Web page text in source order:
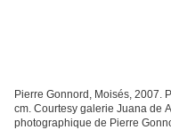
Pierre Gonnord, Moisés, 2007.
cm. Courtesy galerie Juana de
photographique de Pierre